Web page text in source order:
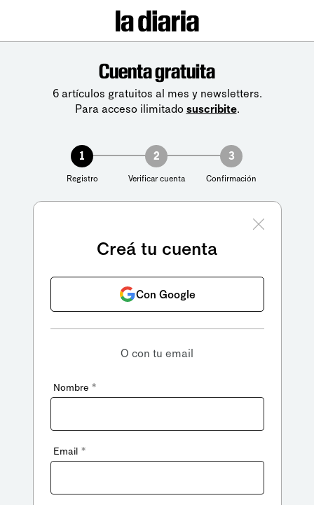
Cuenta gratuita
6 artículos gratuitos al mes y newsletters.
Para acceso ilimitado suscribite.
1
Registro
2
Verificar cuenta
3
Confirmación
Creá tu cuenta
Con Google
O con tu email
Nombre *
Email *